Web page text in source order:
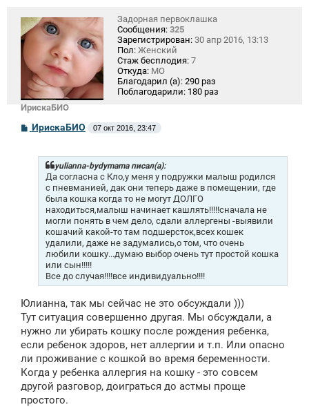
ИрискаБИО
Задорная первоклашка
Сообщения: 325
Зарегистрирован: 30 апр 2016, 13:13
Пол: Женский
Стаж бесплодия: 7
Откуда: МО
Благодарил (а): 290 раз
Поблагодарили: 180 раз
СИрискаБИО 07 окт 2016, 23:47
yulianna-bydymama писал(а):
Да согласна с Кло,у меня у подружки малыш родился
с пневманией, дак они теперь даже в помещении, где
была кошка когда то не могут ДОЛГО
находиться,малыш начинает кашлять!!!!!сначала не
могли понять в чем дело, сдали аллергены -выявили
кошачий какой-то там подшерсток,всех кошек
удалили, даже не задумались,о том, что очень
любили кошку...думаю выбор очень тут простой кошка
или сын!!!!!
Все до случая!!!!все индивидуально!!!!
Юлианна, так мы сейчас не это обсуждали )))
Тут ситуация совершенно другая. Мы обсуждали, а
нужно ли убирать кошку после рождения ребенка,
если ребенок здоров, нет аллергии и т.п. Или опасно
ли проживание с кошкой во время беременности.
Когда у ребенка аллергия на кошку - это совсем
другой разговор, доиграться до астмы проще
простого.